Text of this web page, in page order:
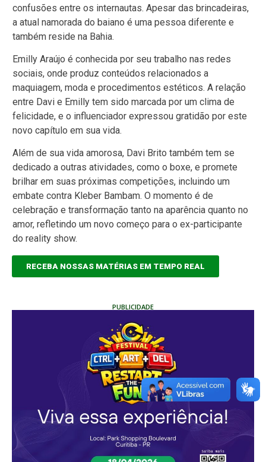
confusões entre os internautas. Apesar das brincadeiras,
a atual namorada do baiano é uma pessoa diferente e
também reside na Bahia.
Emilly Araújo é conhecida por seu trabalho nas redes
sociais, onde produz conteúdos relacionados a
maquiagem, moda e procedimentos estéticos. A relação
entre Davi e Emilly tem sido marcada por um clima de
felicidade, e o influenciador expressou gratidão por este
novo capítulo em sua vida.
Além de sua vida amorosa, Davi Brito também tem se
dedicado a outras atividades, como o boxe, e promete
brilhar em suas próximas competições, incluindo um
embate contra Kleber Bambam. O momento é de
celebração e transformação tanto na aparência quanto no
amor, refletindo um novo começo para o ex-participante
do reality show.
RECEBA NOSSAS MATÉRIAS EM TEMPO REAL
PUBLICIDADE